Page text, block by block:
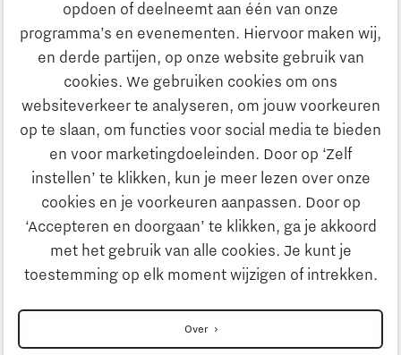
opdoen of deelneemt aan één van onze
programma’s en evenementen. Hiervoor maken wij,
en derde partijen, op onze website gebruik van
cookies. We gebruiken cookies om ons
websiteverkeer te analyseren, om jouw voorkeuren
op te slaan, om functies voor social media te bieden
en voor marketingdoeleinden. Door op ‘Zelf
instellen’ te klikken, kun je meer lezen over onze
cookies en je voorkeuren aanpassen. Door op
‘Accepteren en doorgaan’ te klikken, ga je akkoord
met het gebruik van alle cookies. Je kunt je
toestemming op elk moment wijzigen of intrekken.
Over
Ontdek Brainport
Innovatie
Ondernemen
Onderwijs
Onderwijs
Maatschappelijk
Strategie & Organisatie
Zoeken
Contact
Naar internationale website